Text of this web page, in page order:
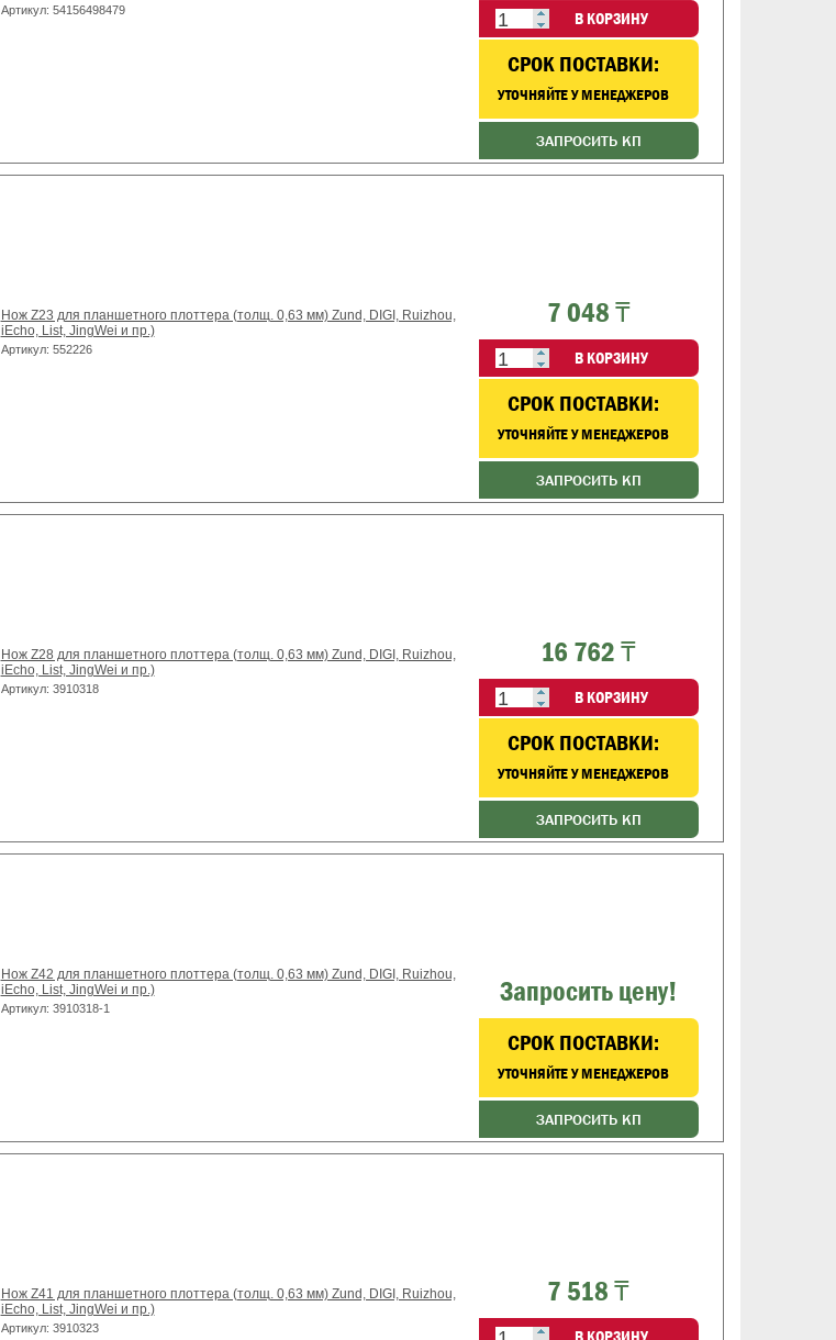
Артикул: 54156498479 В КОРЗИНУ
CРОК ПОСТАВКИ:
УТОЧНЯЙТЕ У МЕНЕДЖЕРОВ
ЗАПРОСИТЬ КП
Нож Z23 для планшетного плоттера (толщ. 0,63 мм) Zund, DIGI, Ruizhou,
iEcho, List, JingWei и пр.)
Артикул: 552226
7 048 ₸
В КОРЗИНУ
CРОК ПОСТАВКИ:
УТОЧНЯЙТЕ У МЕНЕДЖЕРОВ
ЗАПРОСИТЬ КП
Нож Z28 для планшетного плоттера (толщ. 0,63 мм) Zund, DIGI, Ruizhou,
iEcho, List, JingWei и пр.)
Артикул: 3910318
16 762 ₸
В КОРЗИНУ
CРОК ПОСТАВКИ:
УТОЧНЯЙТЕ У МЕНЕДЖЕРОВ
ЗАПРОСИТЬ КП
Нож Z42 для планшетного плоттера (толщ. 0,63 мм) Zund, DIGI, Ruizhou,
iEcho, List, JingWei и пр.)
Артикул: 3910318-1
Запросить цену!
CРОК ПОСТАВКИ:
УТОЧНЯЙТЕ У МЕНЕДЖЕРОВ
ЗАПРОСИТЬ КП
Нож Z41 для планшетного плоттера (толщ. 0,63 мм) Zund, DIGI, Ruizhou,
iEcho, List, JingWei и пр.)
Артикул: 3910323
7 518 ₸
В КОРЗИНУ